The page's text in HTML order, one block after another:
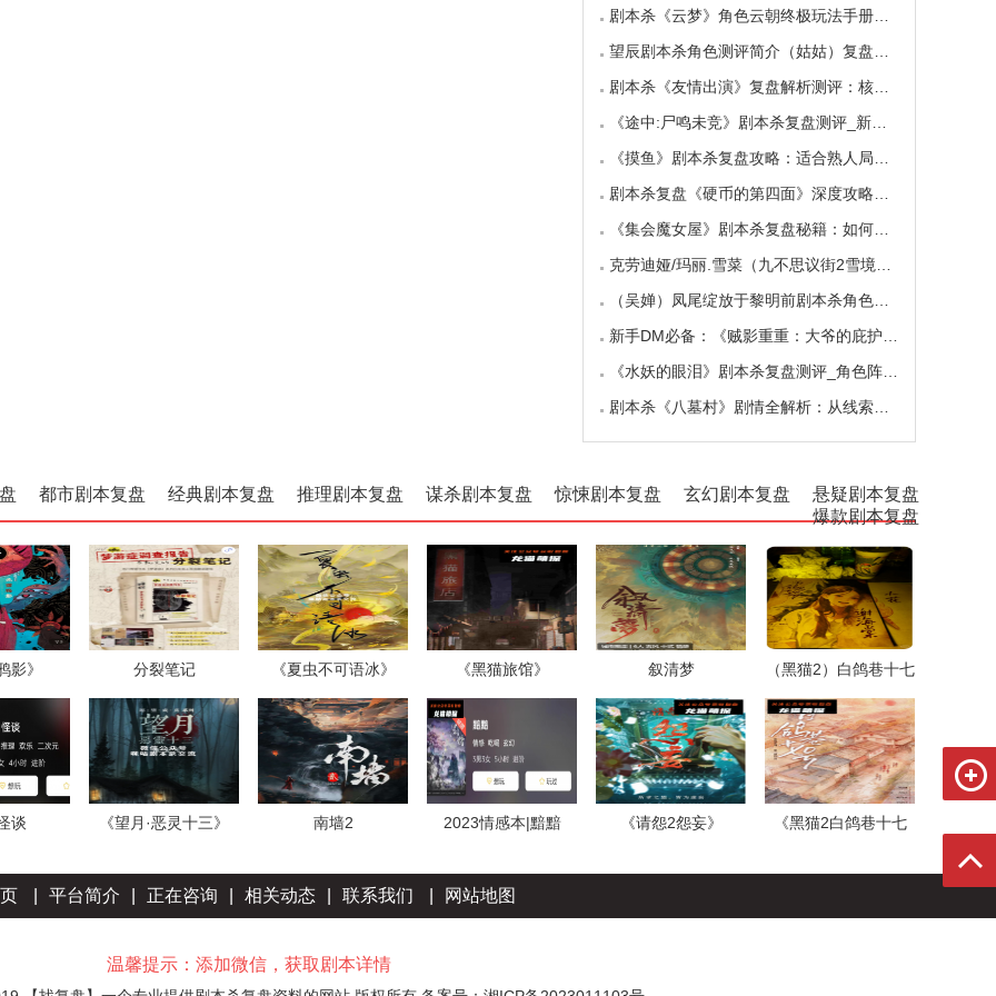
剧本杀《云梦》角色云朝终极玩法手册：9.6小时
望辰剧本杀角色测评简介（姑姑）复盘解析/完整
剧本杀《友情出演》复盘解析测评：核诡惊艳，
《途中:尸鸣未竞》剧本杀复盘测评_新本体验_角
《摸鱼》剧本杀复盘攻略：适合熟人局与简单易
剧本杀复盘《硬币的第四面》深度攻略：角色视
《集会魔女屋》剧本杀复盘秘籍：如何巧妙利用
克劳迪娅/玛丽.雪菜（九不思议街2雪境奇航）角
（吴婵）凤尾绽放于黎明前剧本杀角色测评_人物
新手DM必备：《贼影重重：大爷的庇护所》剧本杀
《水妖的眼泪》剧本杀复盘测评_角色阵营_线索答
剧本杀《八墓村》剧情全解析：从线索到真相案
悬疑剧本复盘
玄幻剧本复盘
惊悚剧本复盘
谋杀剧本复盘
推理剧本复盘
经典剧本复盘
都市剧本复盘
爆款剧本复盘
影》 分裂笔记 《夏虫不可语冰》 《黑猫旅馆》 叙清梦
（黑猫2）白鸽巷十七
谈 《望月·恶灵十三》 南墙2 2023情感本|黯黯 《请怨2怨妄》
《黑猫2白鸽巷十七
平台简介 正在咨询 相关动态 联系我们 网站地图
温馨提示：添加微信，获取剧本详情